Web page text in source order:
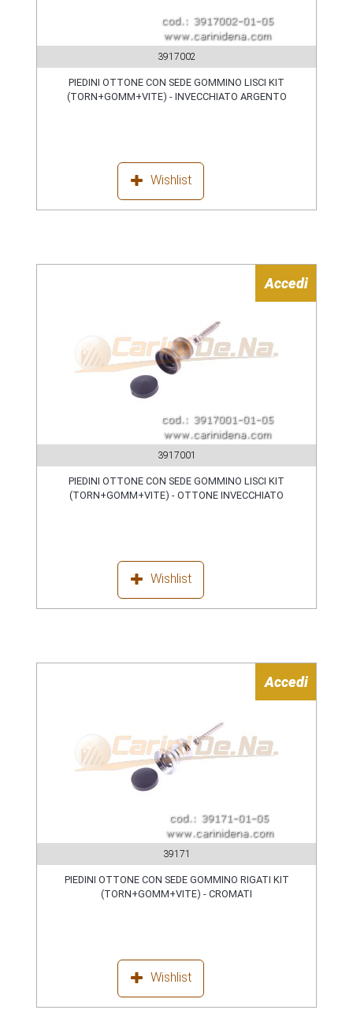
3917002
PIEDINI OTTONE CON SEDE GOMMINO LISCI KIT
(TORN+GOMM+VITE) - INVECCHIATO ARGENTO
Wishlist
Accedi
3917001
PIEDINI OTTONE CON SEDE GOMMINO LISCI KIT
(TORN+GOMM+VITE) - OTTONE INVECCHIATO
Wishlist
Accedi
39171
PIEDINI OTTONE CON SEDE GOMMINO RIGATI KIT
(TORN+GOMM+VITE) - CROMATI
Wishlist